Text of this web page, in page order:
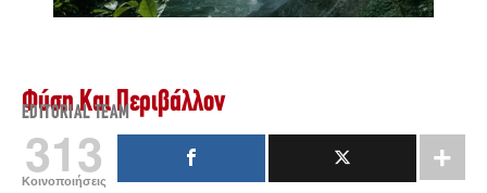
Φύση Και Περιβάλλον
EDITORIAL TEAM
313
Κοινοποιήσεις